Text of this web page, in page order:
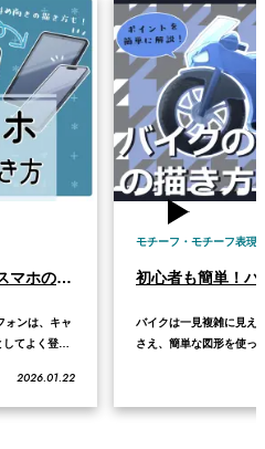
初心者も簡単！iPad・スマホのイラストの描き方
ォンは、キャ
てよく登場
か、あらかじ
本記事では、
2026.01.22
モチーフ・モチーフ表現
バイクは一見複雑に見え
さえ、簡単な図形を使っ
知識から、図形を使った